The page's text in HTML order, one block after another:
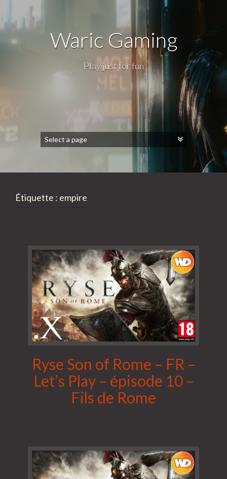
Waric Gaming
Play just for fun
Étiquette : empire
Ryse Son of Rome – FR –
Let’s Play – épisode 10 –
Fils de Rome